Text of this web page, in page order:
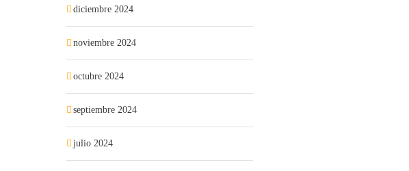
diciembre 2024
noviembre 2024
octubre 2024
septiembre 2024
julio 2024